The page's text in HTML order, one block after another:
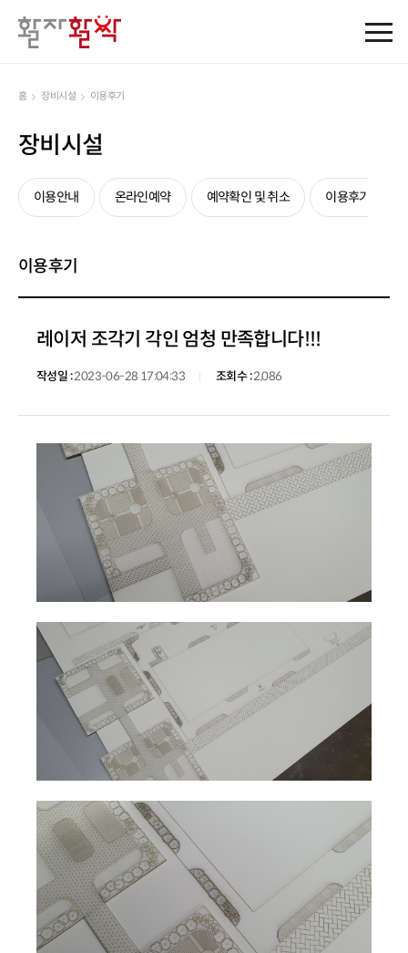
홈 장비시설 이용후기
장비시설
이용안내 온라인예약 예약확인 및 취소 이용후기
이용후기
레이저 조각기 각인 엄청 만족합니다!!!
작성일 :2023-06-28 17:04:33 조회수 :2,086